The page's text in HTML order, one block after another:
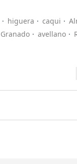
higuera caqui
Granado avellano